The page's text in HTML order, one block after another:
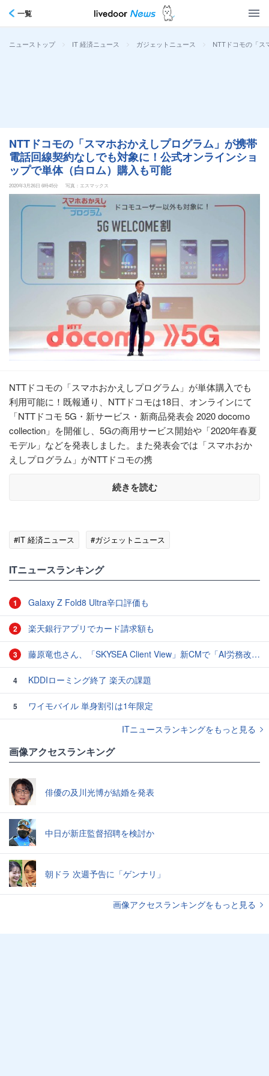
一覧
ニューストップ > IT 経済ニュース > ガジェットニュース > NTTドコモの「ス
NTTドコモの「スマホおかえしプログラム」が携帯
電話回線契約なしでも対象に！公式オンラインショ
ップで単体（白ロム）購入も可能
2020年3月26日 6時45分 写真：エスマックス
NTTドコモの「スマホおかえしプログラム」が単体購入でも
利用可能に！既報通り、NTTドコモは18日、オンラインにて
「NTTドコモ 5G・新サービス・新商品発表会 2020 docomo
collection」を開催し、5Gの商用サービス開始や「2020年春夏
モデル」などを発表しました。また発表会では「スマホおか
えしプログラム」がNTTドコモの携
続きを読む
#IT 経済ニュース #ガジェットニュース
ITニュースランキング
1 Galaxy Z Fold8 Ultra辛口評価も
2 楽天銀行アプリでカード請求額も
3 藤原竜也さん、「SKYSEA Client View」新CMで「AI労務改善」をアピール 働き方をAIが分析したら「すぐに休んで」と言われる？
4 KDDIローミング終了 楽天の課題
5
ワイモバイル 単身割引は1年限定
ITニュースランキングをもっと見る
画像アクセスランキング
俳優の及川光博が結婚を発表
中日が新庄監督招聘を検討か
朝ドラ 次週予告に「ゲンナリ」
画像アクセスランキングをもっと見る